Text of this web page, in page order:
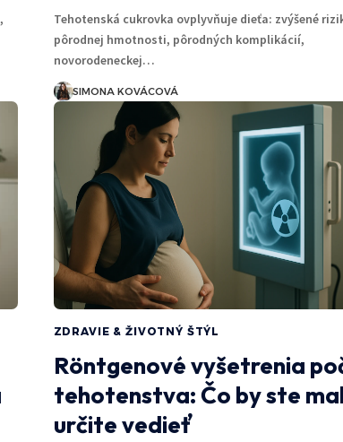
Tehotenská cukrovka ovplyvňuje dieťa: zvýšené
pôrodnej hmotnosti, pôrodných komplikácií,
novorodeneckej…
SIMONA KOVÁCOVÁ
ZDRAVIE & ŽIVOTNÝ ŠTÝL
Röntgenové vyšetrenia
tehotenstva: Čo by ste
určite vedieť